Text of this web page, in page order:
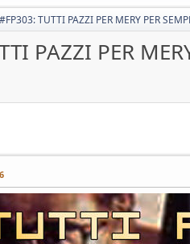
TUTTI PAZZI PER MERY PER
PAZZI PER